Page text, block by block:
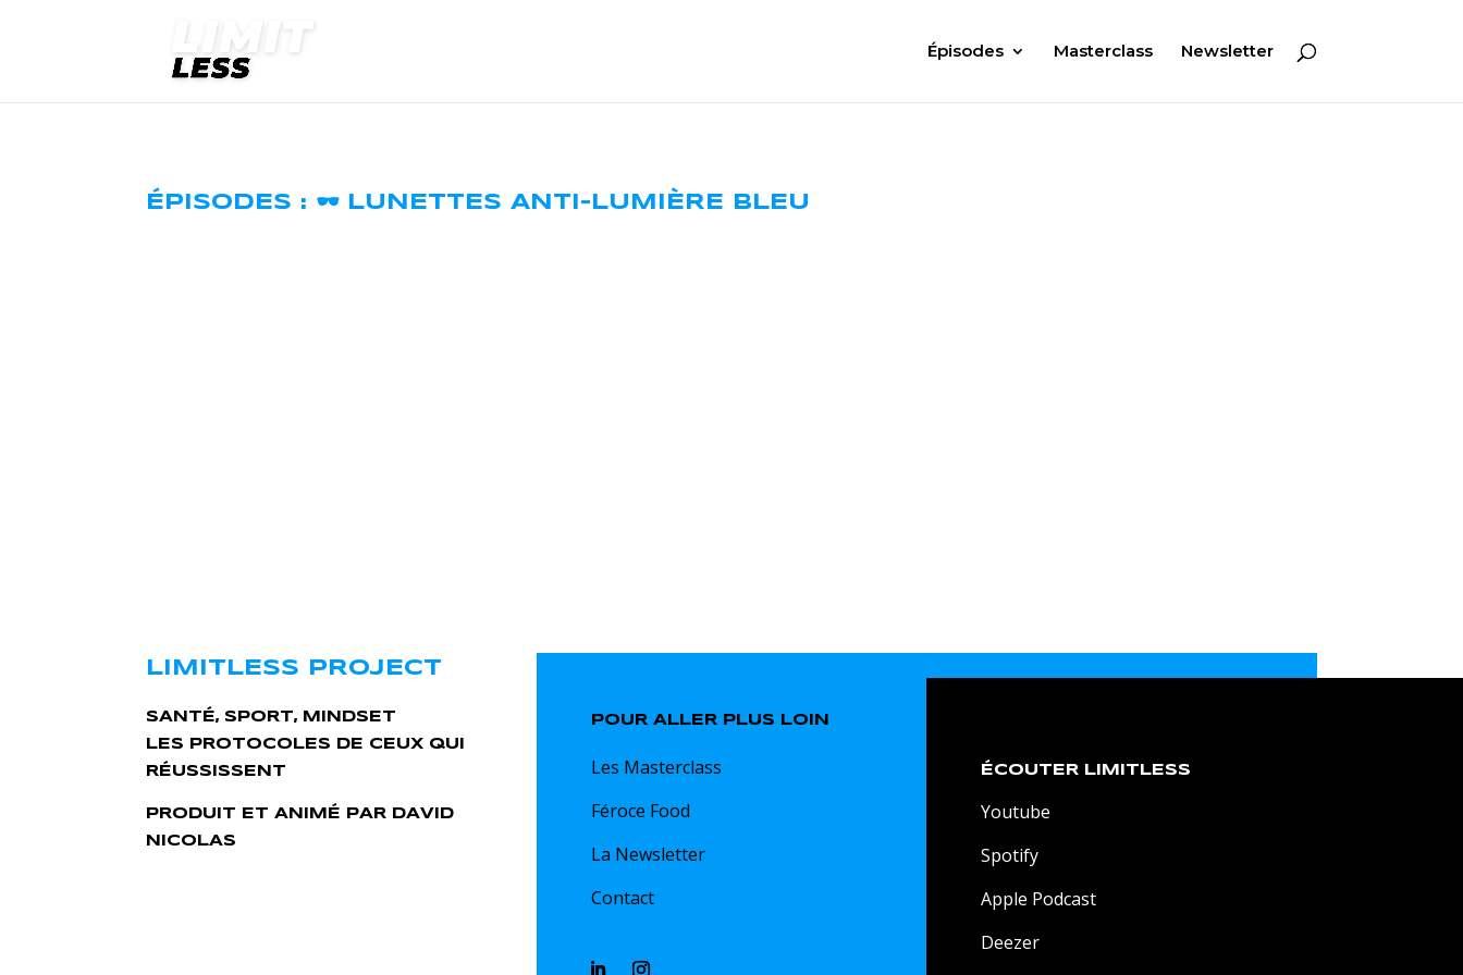
Épisodes Masterclass Newsletter
ÉPISODES : 🕶 LUNETTES ANTI-LUMIÈRE BLEU
LIMITLESS PROJECT
SANTÉ, SPORT, MINDSET
LES PROTOCOLES DE CEUX QUI
RÉUSSISSENT
PRODUIT ET ANIMÉ PAR DAVID
NICOLAS
POUR ALLER PLUS LOIN
Les Masterclass
Féroce Food
La Newsletter
Contact
ÉCOUTER LIMITLESS
Youtube
Spotify
Apple Podcast
Deezer